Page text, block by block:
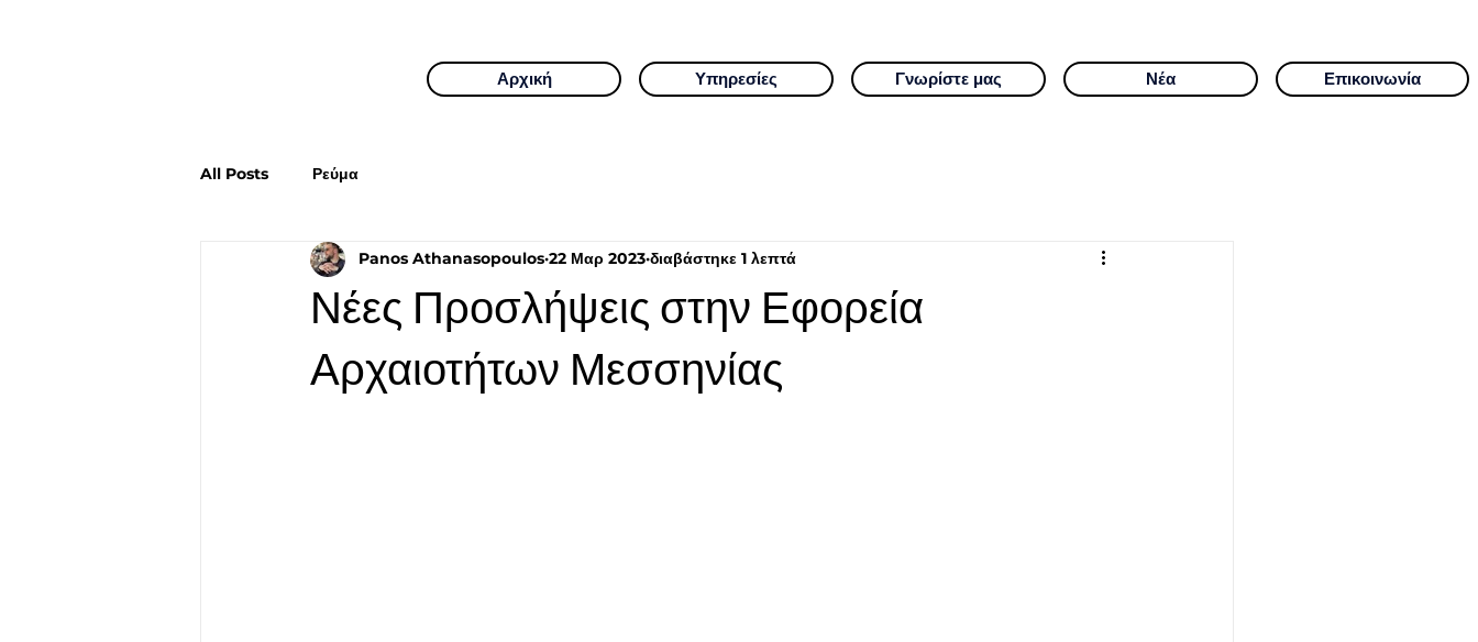
Αρχική Υπηρεσίες Γνωρίστε μας Νέα Επικοινωνία
All Posts Ρεύμα
Νέες Προσλήψεις στην Εφορεία
Αρχαιοτήτων Μεσσηνίας
Panos Athanasopoulos 22 Μαρ 2023 διαβάστηκε 1 λεπτά